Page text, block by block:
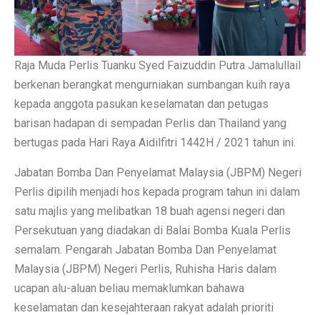
Raja Muda Perlis Tuanku Syed Faizuddin Putra Jamalullail
berkenan berangkat mengurniakan sumbangan kuih raya
kepada anggota pasukan keselamatan dan petugas
barisan hadapan di sempadan Perlis dan Thailand yang
bertugas pada Hari Raya Aidilfitri 1442H / 2021 tahun ini.
Jabatan Bomba Dan Penyelamat Malaysia (JBPM) Negeri
Perlis dipilih menjadi hos kepada program tahun ini dalam
satu majlis yang melibatkan 18 buah agensi negeri dan
Persekutuan yang diadakan di Balai Bomba Kuala Perlis
semalam. Pengarah Jabatan Bomba Dan Penyelamat
Malaysia (JBPM) Negeri Perlis, Ruhisha Haris dalam
ucapan alu-aluan beliau memaklumkan bahawa
keselamatan dan kesejahteraan rakyat adalah prioriti